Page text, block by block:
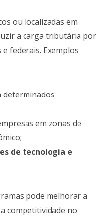
ou localizadas em
a carga tributária por
federais. Exemplos
determinados
em zonas de
de tecnologia e
pode melhorar a
competitividade no